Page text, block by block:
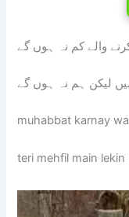
والے کم نہ ہوں گے
لیکن ہم نہ ہوں گے
muhabbat karnay
teri mehfil main